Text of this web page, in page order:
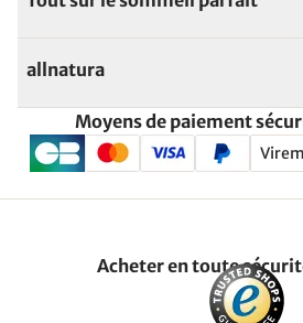
allnatura
Moyens de paiement
Acheter en toute